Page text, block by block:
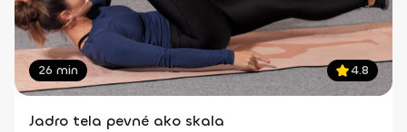
26 min 4.8
Jadro tela pevné ako skala